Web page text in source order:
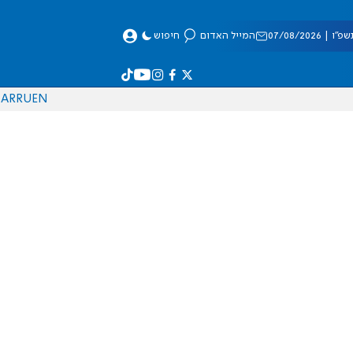
08/2026 המייל האדום חיפוש
EN
RU
AR